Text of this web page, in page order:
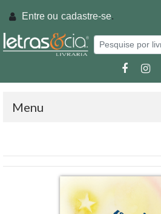
Entre ou cadastre-se.
Menu